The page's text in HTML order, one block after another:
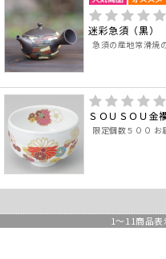
迷彩急須（黒）
急須の産地常滑焼
ＳＯＵＳＯＵ金
限定個数５００
1～ 11商品表